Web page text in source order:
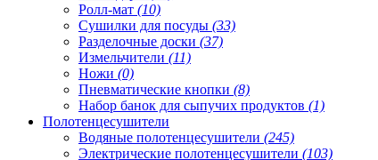
Ролл-мат (10)
Сушилки для посуды (33)
Разделочные доски (37)
Измельчители (11)
Ножи (0)
Пневматические кнопки (8)
Набор банок для сыпучих продуктов (1)
Полотенцесушители
Водяные полотенцесушители (245)
Электрические полотенцесушители (103)